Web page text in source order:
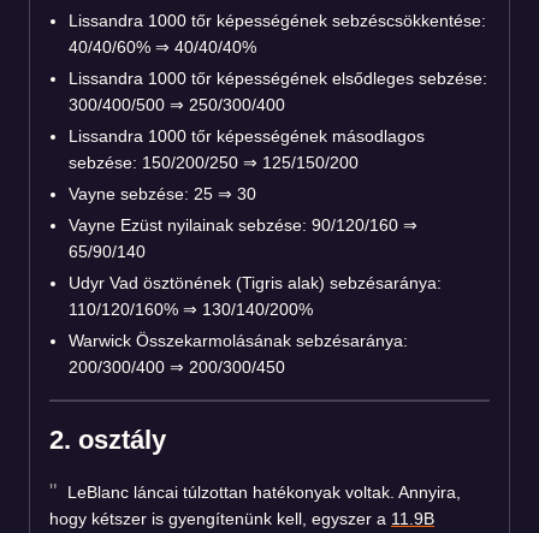
Lissandra 1000 tőr képességének sebzéscsökkentése:
40/40/60% ⇒ 40/40/40%
Lissandra 1000 tőr képességének elsődleges sebzése:
300/400/500 ⇒ 250/300/400
Lissandra 1000 tőr képességének másodlagos
sebzése: 150/200/250 ⇒ 125/150/200
Vayne sebzése: 25 ⇒ 30
Vayne Ezüst nyilainak sebzése: 90/120/160 ⇒
65/90/140
Udyr Vad ösztönének (Tigris alak) sebzésaránya:
110/120/160% ⇒ 130/140/200%
Warwick Összekarmolásának sebzésaránya:
200/300/400 ⇒ 200/300/450
2. osztály
LeBlanc láncai túlzottan hatékonyak voltak. Annyira,
hogy kétszer is gyengítenünk kell, egyszer a 11.9B